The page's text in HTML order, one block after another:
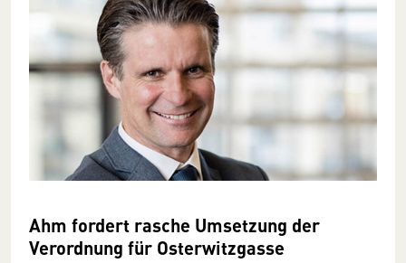
Ahm fordert rasche Umsetzung der
Verordnung für Osterwitzgasse